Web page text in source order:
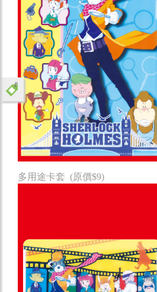
多用途卡套 (原價$9)